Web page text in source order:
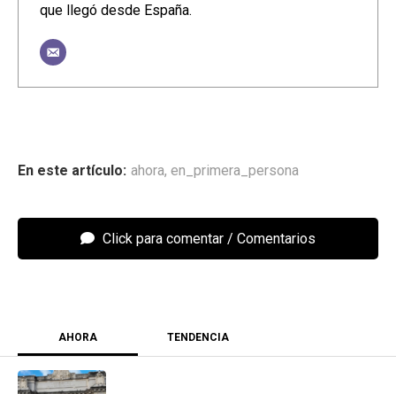
que llegó desde España.
ahora, en_primera_persona
Click para comentar
AHORA TENDENCIA